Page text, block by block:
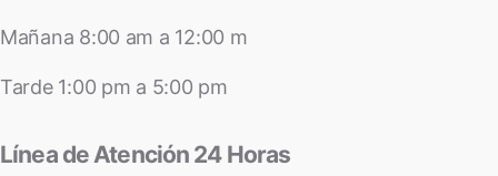
Mañana 8:00 am a 12:00 m
Tarde 1:00 pm a 5:00 pm
Línea de Atención 24 Horas